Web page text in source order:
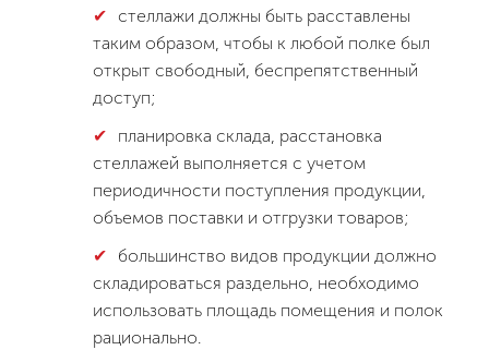
стеллажи должны быть расставлены
таким образом, чтобы к любой полке был
открыт свободный, беспрепятственный
доступ;
планировка склада, расстановка
стеллажей выполняется с учетом
периодичности поступления продукции,
объемов поставки и отгрузки товаров;
большинство видов продукции должно
складироваться раздельно, необходимо
использовать площадь помещения и полок
рационально.